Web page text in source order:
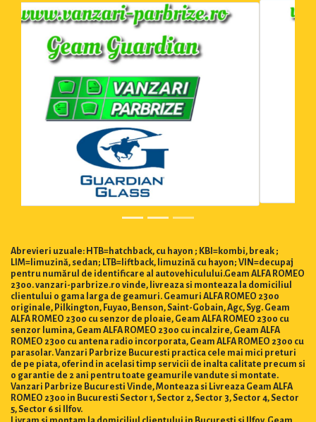
Abrevieri uzuale: HTB=hatchback, cu hayon ; KBI=kombi, break ;
LIM=limuzină, sedan; LTB=liftback, limuzină cu hayon; VIN=decupaj
pentru numărul de identificare al autovehiculului.Geam ALFA ROMEO
2300. vanzari-parbrize.ro vinde, livreaza si monteaza la domiciliul
clientului o gama larga de geamuri. Geamuri ALFA ROMEO 2300
originale, Pilkington, Fuyao, Benson, Saint-Gobain, Agc, Syg. Geam
ALFA ROMEO 2300 cu senzor de ploaie, Geam ALFA ROMEO 2300 cu
senzor lumina, Geam ALFA ROMEO 2300 cu incalzire, Geam ALFA
ROMEO 2300 cu antena radio incorporata, Geam ALFA ROMEO 2300 cu
parasolar. Vanzari Parbrize Bucuresti practica cele mai mici preturi
de pe piata, oferind in acelasi timp servicii de inalta calitate precum si
o garantie de 2 ani pentru toate geamurile vandute si montate.
Vanzari Parbrize Bucuresti Vinde, Monteaza si Livreaza Geam ALFA
ROMEO 2300 in Bucuresti Sector 1, Sector 2, Sector 3, Sector 4, Sector
5, Sector 6 si Ilfov.
Livram si montam la domiciliul clientului in Bucuresti si Ilfov. Geam